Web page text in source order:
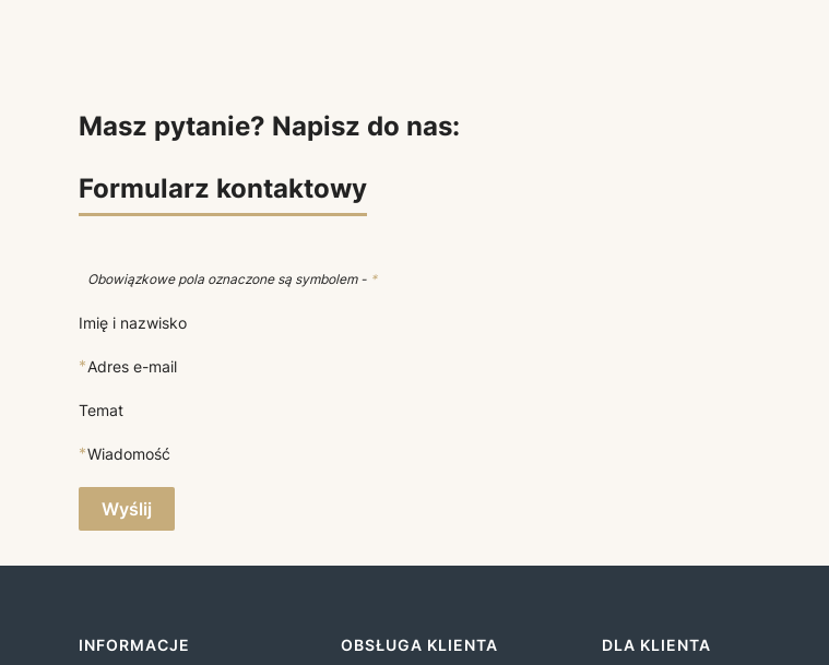
Masz pytanie? Napisz do nas:
Formularz kontaktowy
Obowiązkowe pola oznaczone są symbolem - *
Imię i nazwisko
*Adres e-mail
Temat
*Wiadomość
Wyślij
Linki w stopce
INFORMACJE
OBSŁUGA KLIENTA
DLA KLIENTA